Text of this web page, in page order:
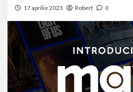
17 aprilie 2023 Robert 0